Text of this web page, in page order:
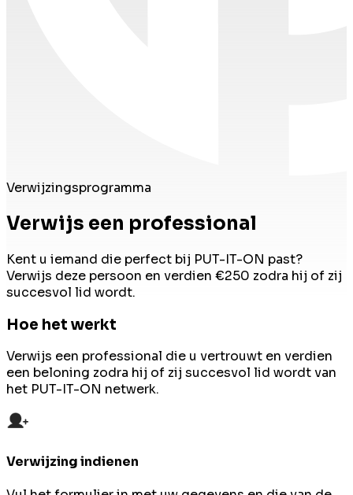
Verwijzingsprogramma
Verwijs een professional
Kent u iemand die perfect bij PUT-IT-ON past?
Verwijs deze persoon en verdien €250 zodra hij of zij
succesvol lid wordt.
Hoe het werkt
Verwijs een professional die u vertrouwt en verdien
een beloning zodra hij of zij succesvol lid wordt van
het PUT-IT-ON netwerk.
Verwijzing indienen